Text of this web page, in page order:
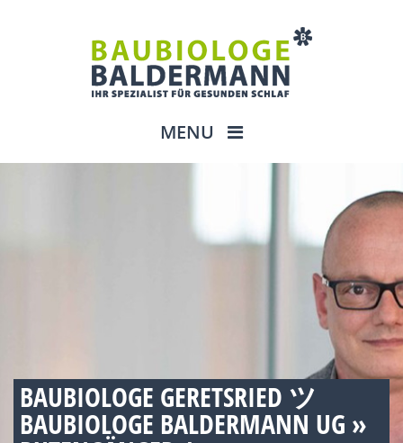
MENU
BAUBIOLOGE GERETSRIED ツ
BAUBIOLOGE BALDERMANN UG »